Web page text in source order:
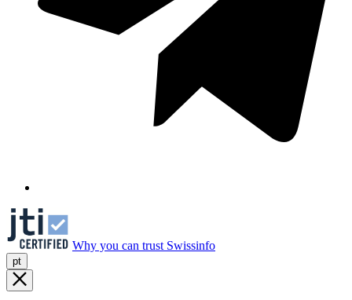
Why you can trust Swissinfo
pt